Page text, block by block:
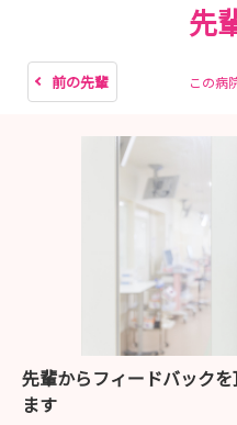
に参加しよう🩺
国試対策してもらえるな
STEP 3：国試対策セミナ
まつなみ受けるの決めた
🎀STEP ０：就職ガイダン
短時間でいろんな病院の話
まずは話をきいてみよう✨
🎀STEP 1：病院見学に来
「まずは見てみる」が第一
リアルな職場の雰囲気を感
先
前の先輩 この病
先輩からフィードバック
ます